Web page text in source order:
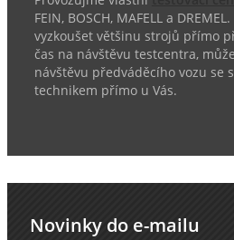
FEIN, BOSCH, MAFELL a
vyzkoušet většinu strojů přímo
čas na návštěvu testcentra,
návštěvu předváděcího vozu se
technikem přímo u Vás.
Novinky do e-mailu